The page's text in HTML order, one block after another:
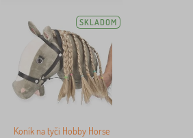
SKLADOM
Koník na tyči Hobby Horse